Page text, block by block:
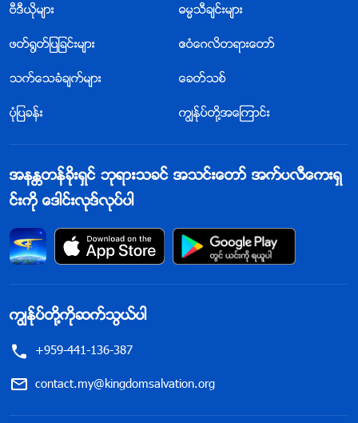
ဗီဒီယိုမ်ား ဓမၼသီခ်င္းမ်ား
ဖတ္႐ြတ္ျပျခင္းမ်ား ဧဝံေဂလိတရားေတာ္
သက္ေသခံခ်က္မ်ား ေခတ္သစ္
ပုံျပခန္း ကြၽန္ုပ္တို႔အေၾကာင္း
အနႏၲတန္ခိုးရွင္ ဘုရားသခင္ အသင္းေတာ္ အက္ပလီေကးရွ
င္းကို ေဒါင္းလုဒ္လုပ္ပါ
ကြၽန္ုပ္တို႔ကိုဆက္သြယ္ပါ
+959-441-136-387
contact.my@kingdomsalvation.org